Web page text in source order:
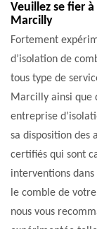
Veuillez se fier
Marcilly
Fortement
d’isolation de
tous type de
Marcilly ainsi que
entreprise
sa disposition des
certifiés qui sont
interventions dans
le comble de
nous vous